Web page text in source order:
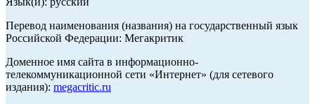
Перевод наименования (названия) на государственный язык
Российской Федерации: Мегакритик
Доменное имя сайта в информационно-
телекоммуникационной сети «Интернет» (для сетевого
издания): megacritic.ru